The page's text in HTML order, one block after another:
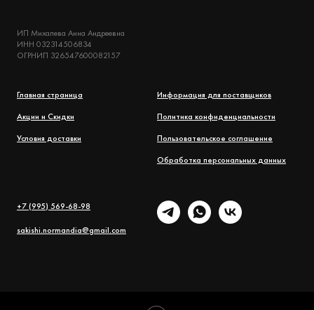
ИП Михалева Анна Андреевна
ИНН 032314506834
ОГРНИП 326547600082157
Главная страница
Акции и Скидки
Условия доставки
Информация для поставщиков
Политика конфиденциальности
Пользовательское соглашение
Обработка персональных данных
+7 (995) 569-68-98
sakishi.normandia@gmail.com